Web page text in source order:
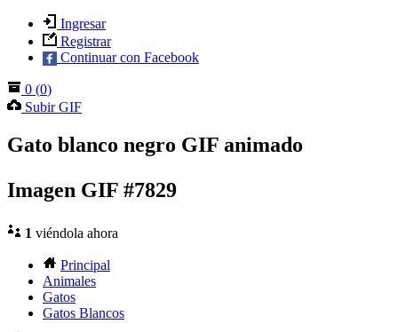
Ingresar
Registrar
Continuar con Facebook
0 (0)
Subir GIF
Gato blanco negro GIF animado
Imagen GIF #7829
1 viéndola ahora
Principal
Animales
Gatos
Gatos Blancos